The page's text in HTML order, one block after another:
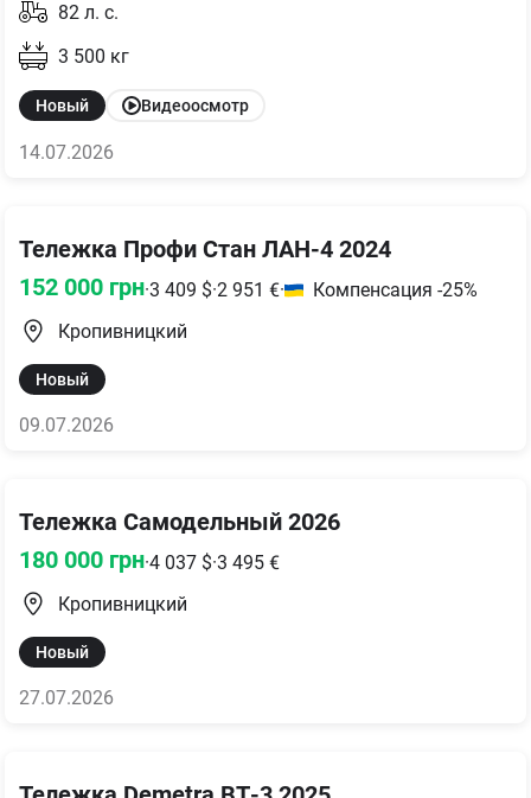
82 л. с.
3 500 кг
Новый Видеоосмотр
14.07.2026
Тележка Профи Стан ЛАН-4 2024
152 000 грн·3 409 $·2 951 €·
Компенсация -25%
Кропивницкий
Новый
09.07.2026
Тележка Самодельный 2026
180 000 грн·4 037 $·3 495 €
Кропивницкий
Новый
27.07.2026